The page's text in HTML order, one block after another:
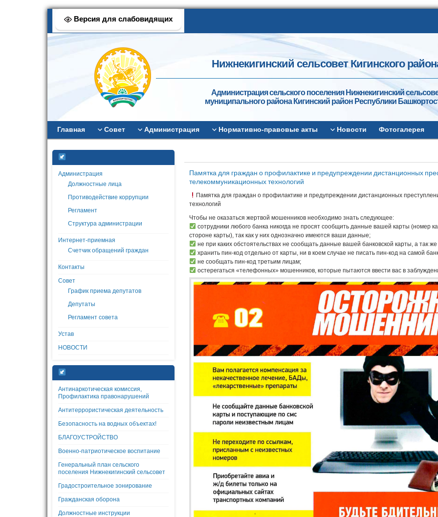
Версия для слабовидящих
Нижнекигинский сельсовет Кигинского
Администрация сельского поселения Нижнекигинский
муниципального района Кигинский район Республики
Главная Совет Администрация Нормативно-правовые акты Новости Фотогалерея
Администрация
Должностные лица
Противодействие коррупции
Регламент
Структура администрации
Интернет-приемная
Счетчик обращений граждан
Контакты
Совет
График приема депутатов
Депутаты
Регламент совета
Устав
НОВОСТИ
Антинаркотическая комиссия,
Профилактика правонарушений
Антитеррористическая деятельность
Безопасность на водных объектах!
БЛАГОУСТРОЙСТВО
Военно-патриотическое воспитание
Генеральный план сельского
поселения Нижнекигинский сельсовет
Градостроительное зонирование
Гражданская оборона
Должностные инструкции
Памятка для граждан о профилактике и предупреждении дистанционных
телекоммуникационных технологий
Памятка для граждан о профилактике и предупреждении дистанционных
технологий
Чтобы не оказаться жертвой мошенников необходимо знать следующее:
сотрудники любого банка никогда не просят сообщить данные вашей карты (номер
стороне карты), так как у них однозначно имеются ваши данные;
не при каких обстоятельствах не сообщать данные вашей банковской карты, а так
хранить пин-код отдельно от карты, ни в коем случае не писать пин-код на самой
не сообщать пин-код третьим лицам;
остерегаться «телефонных» мошенников, которые пытаются ввести вас в